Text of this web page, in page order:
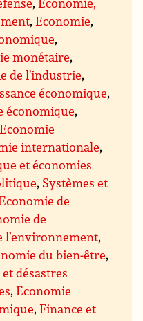
,Economie,
,
monétaire,
de l’industrie,
économique,
économique,
Economie
internationale,
et économies
, Systèmes et
de
de
l’environnement,
du bien-être,
désastres
,Economie
,Finance et